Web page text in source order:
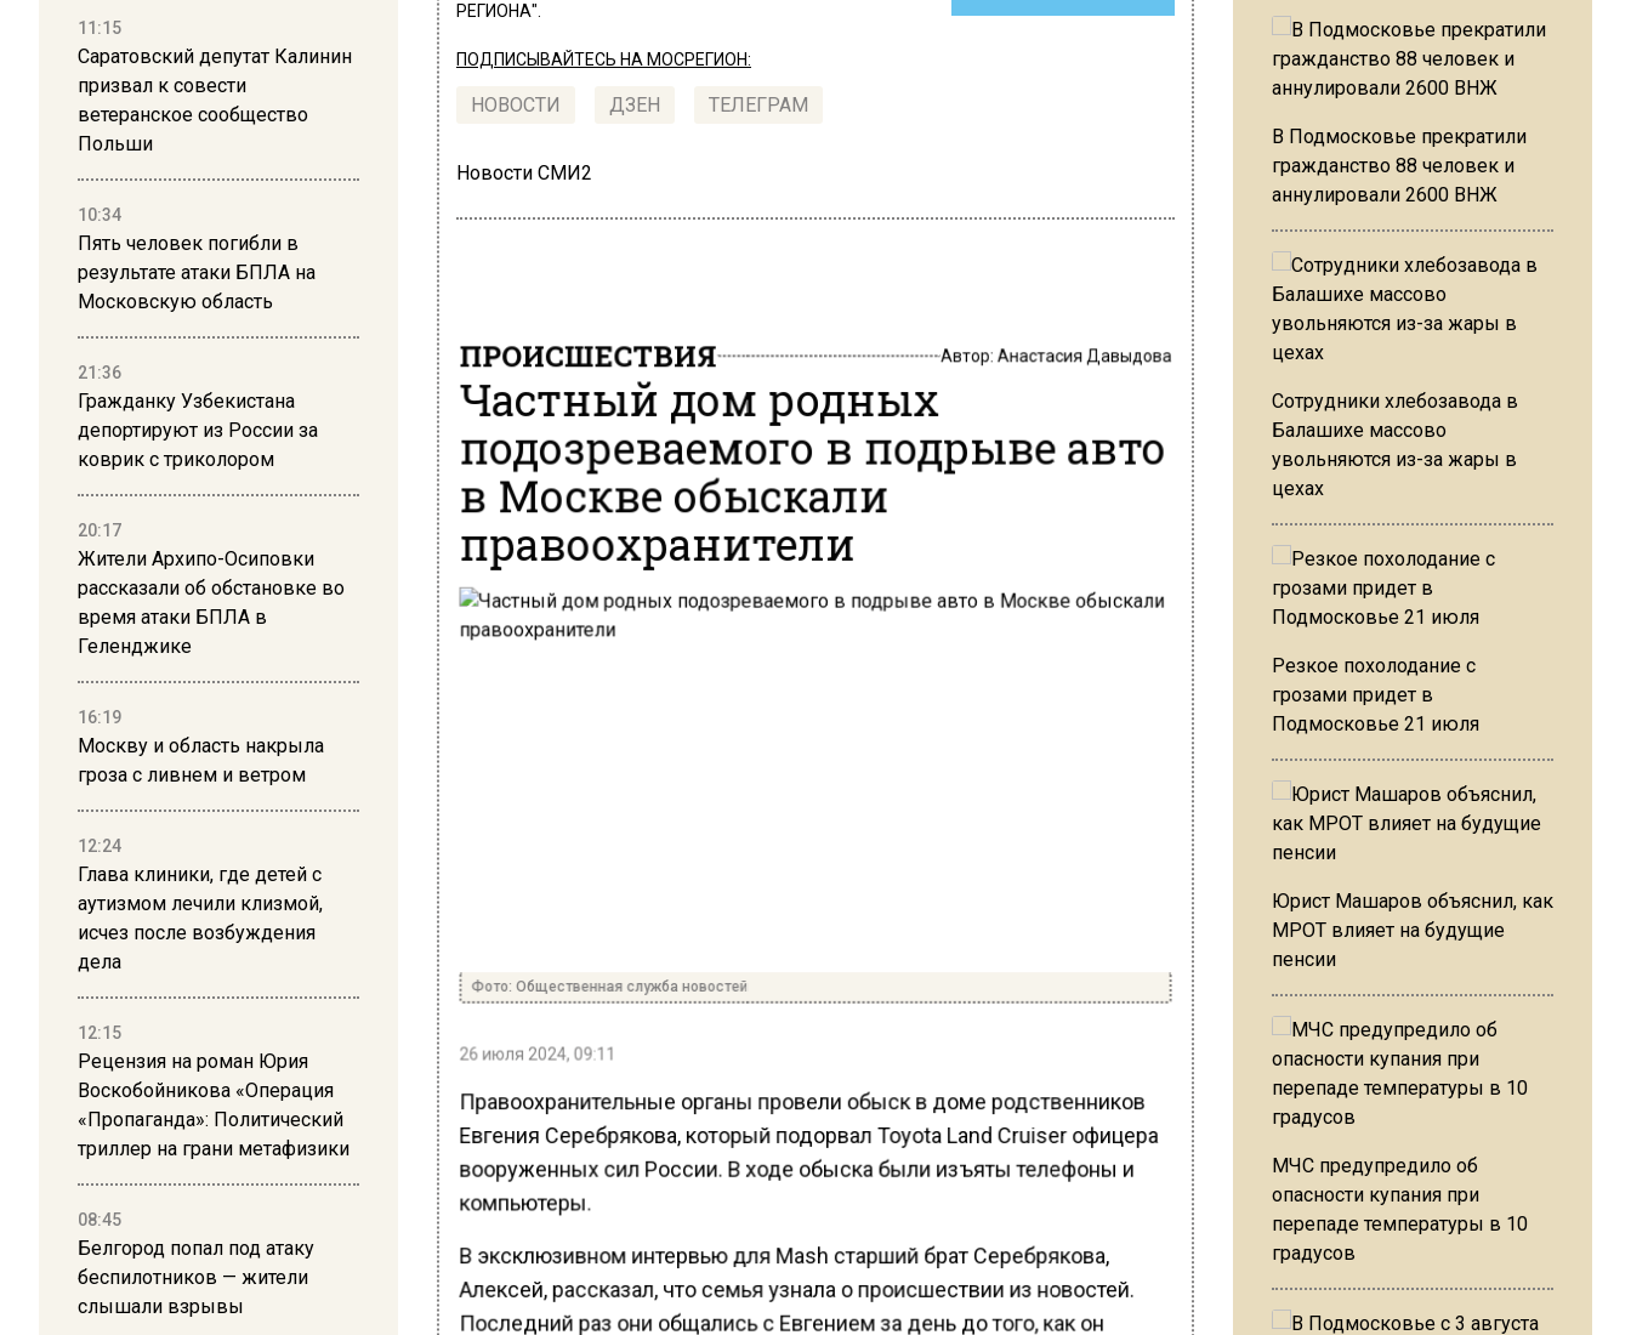
11:15
Саратовский депутат Калинин
призвал к совести
ветеранское сообщество
Польши
10:34
Пять человек погибли в
результате атаки БПЛА на
Московскую область
21:36
Гражданку Узбекистана
депортируют из России за
коврик с триколором
20:17
Жители Архипо-Осиповки
рассказали об обстановке во
время атаки БПЛА в
Геленджике
16:19
Москву и область накрыла
гроза с ливнем и ветром
12:24
Глава клиники, где детей с
аутизмом лечили клизмой,
исчез после возбуждения
дела
12:15
Рецензия на роман Юрия
Воскобойникова «Операция
«Пропаганда»: Политический
триллер на грани метафизики
08:45
Белгород попал под атаку
беспилотников — жители
слышали взрывы
РЕГИОНА".
ПОДПИСЫВАЙТЕСЬ НА МОСРЕГИОН:
НОВОСТИ ДЗЕН ТЕЛЕГРАМ
Новости СМИ2
ПРОИСШЕСТВИЯ Автор: Анастасия Давыдова
Частный дом родных
подозреваемого в подрыве авто
в Москве обыскали
правоохранители
Фото: Общественная служба новостей
26 июля 2024, 09:11
Правоохранительные органы провели обыск в доме родственников
Евгения Серебрякова, который подорвал Toyota Land Cruiser офицера
вооруженных сил России. В ходе обыска были изъяты телефоны и
компьютеры.
В эксклюзивном интервью для Mash старший брат Серебрякова,
Алексей, рассказал, что семья узнала о происшествии из новостей.
Последний раз они общались с Евгением за день до того, как он
В Подмосковье прекратили
гражданство 88 человек и
аннулировали 2600 ВНЖ
Сотрудники хлебозавода в
Балашихе массово
увольняются из-за жары в
цехах
Резкое похолодание с
грозами придет в
Подмосковье 21 июля
Юрист Машаров объяснил, как
МРОТ влияет на будущие
пенсии
МЧС предупредило об
опасности купания при
перепаде температуры в 10
градусов